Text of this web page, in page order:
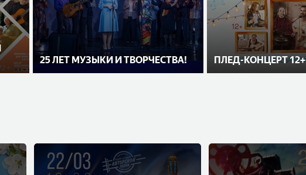
25 ЛЕТ МУЗЫКИ И ТВОРЧЕСТВА! ПЛЕД-КОНЦЕРТ 12+